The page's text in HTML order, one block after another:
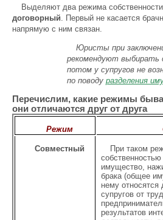
Выделяют два режима
договорный. Первый не касается
напрямую с ним связан.
Юристы при
рекомендуют выбирать
потом у супругов не
по поводу разделения
Перечислим, какие режимы
они отличаются друг от друга
Режим
Совместный
При таком
имущество,
брака (общее
нему относятся
супругов от
результатов